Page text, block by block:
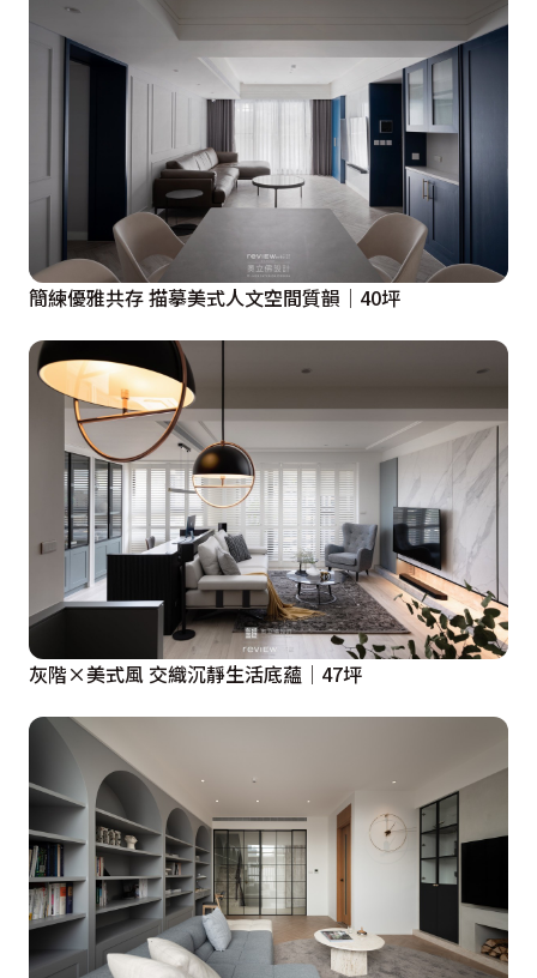
簡練優雅共存 描摹美式人文空間質韻│40坪
灰階×美式風 交織沉靜生活底蘊│47坪